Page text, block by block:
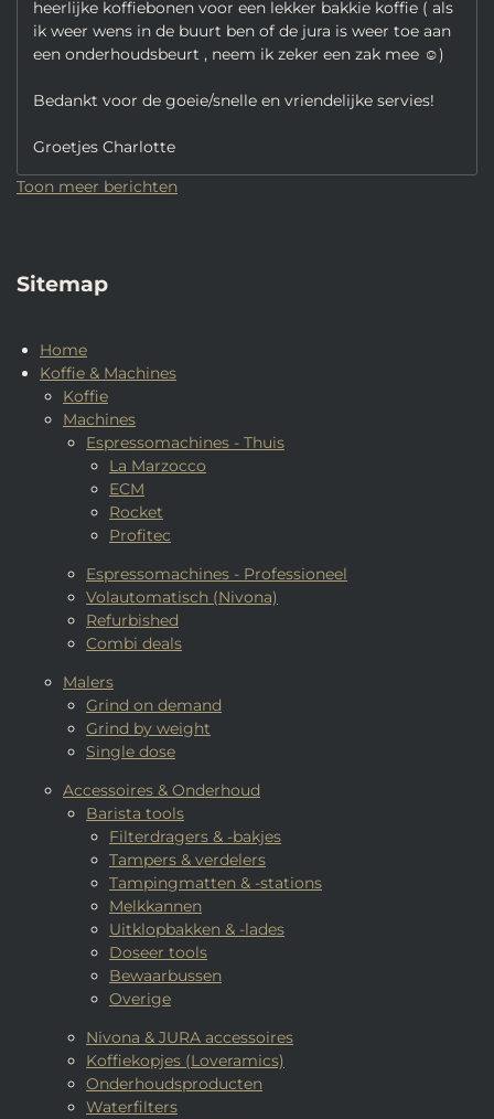
heerlijke koffiebonen voor een lekker bakkie koffie ( als
ik weer wens in de buurt ben of de jura is weer toe aan
een onderhoudsbeurt , neem ik zeker een zak mee ☺️)
Bedankt voor de goeie/snelle en vriendelijke servies!
Groetjes Charlotte
Toon meer berichten
Sitemap
Home
Koffie & Machines
Koffie
Machines
Espressomachines - Thuis
La Marzocco
ECM
Rocket
Profitec
Espressomachines - Professioneel
Volautomatisch (Nivona)
Refurbished
Combi deals
Malers
Grind on demand
Grind by weight
Single dose
Accessoires & Onderhoud
Barista tools
Filterdragers & -bakjes
Tampers & verdelers
Tampingmatten & -stations
Melkkannen
Uitklopbakken & -lades
Doseer tools
Bewaarbussen
Overige
Nivona & JURA accessoires
Koffiekopjes (Loveramics)
Onderhoudsproducten
Waterfilters